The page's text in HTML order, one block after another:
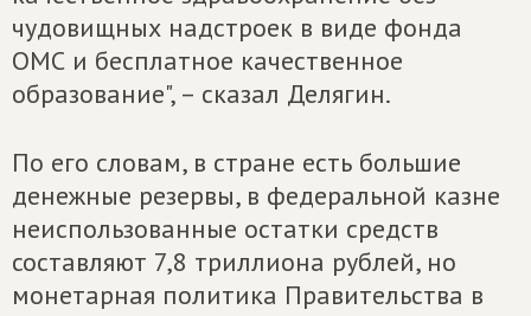
чудовищных надстроек в виде фонда
ОМС и бесплатное качественное
образование", – сказал Делягин.
По его словам, в стране есть большие
денежные резервы, в федеральной казне
неиспользованные остатки средств
составляют 7,8 триллиона рублей, но
монетарная политика Правительства в